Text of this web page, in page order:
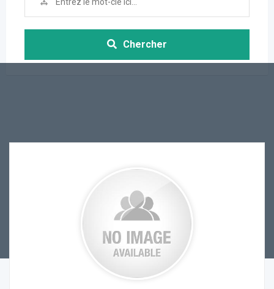
Chercher